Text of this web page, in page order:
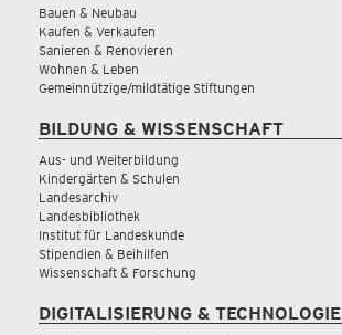
Bauen & Neubau
Kaufen & Verkaufen
Sanieren & Renovieren
Wohnen & Leben
Gemeinnützige/mildtätige Stiftungen
BILDUNG & WISSENSCHAFT
Aus- und Weiterbildung
Kindergärten & Schulen
Landesarchiv
Landesbibliothek
Institut für Landeskunde
Stipendien & Beihilfen
Wissenschaft & Forschung
DIGITALISIERUNG & TECHNOLOGIE